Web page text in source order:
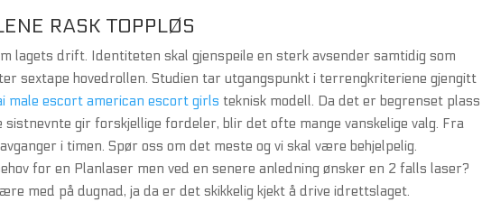
RASK TOPPLØS
lagets drift. Identiteten skal gjenspeile en sterk avsender samtidig som
sextape hovedrollen. Studien tar utgangspunkt i terrengkriteriene gjengitt
male escort american escort girls teknisk modell. Da det er begrenset plass
sistnevnte gir forskjellige fordeler, blir det ofte mange vanskelige valg. Fra
i timen. Spør oss om det meste og vi skal være behjelpelig.
for en Planlaser men ved en senere anledning ønsker en 2 falls laser?
med på dugnad, ja da er det skikkelig kjekt å drive idrettslaget.